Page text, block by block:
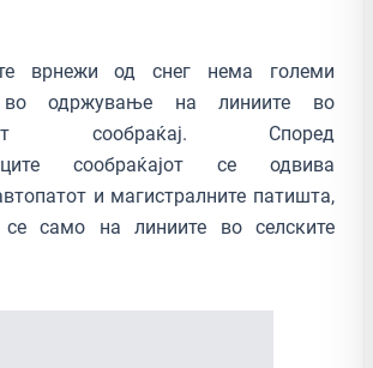
врнежи од снег нема големи
во одржување на линиите во
сообраќај. Според
сообраќајот се одвива
и магистралните патишта,
само на линиите во селските